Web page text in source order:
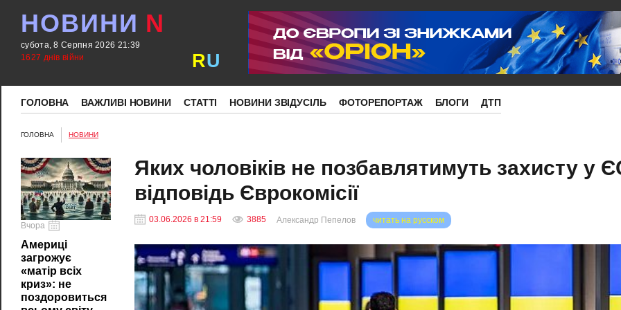
НОВИНИ N
субота, 8 Серпня 2026 21:39
1627 днів війни
RU
ГОЛОВНА ВАЖЛИВІ НОВИНИ СТАТТІ НОВИНИ ЗВІДУСІЛЬ ФОТОРЕПОРТАЖ БЛОГИ ДТП
ГОЛОВНА НОВИНИ
Вчора
Америці
загрожує
«матір всіх
криз»: не
поздоровиться
Яких чоловіків не позбавлятимуть захисту у
відповідь Єврокомісії
03.06.2026 в 21:59 3885 читать на русском
Александр Пепелов